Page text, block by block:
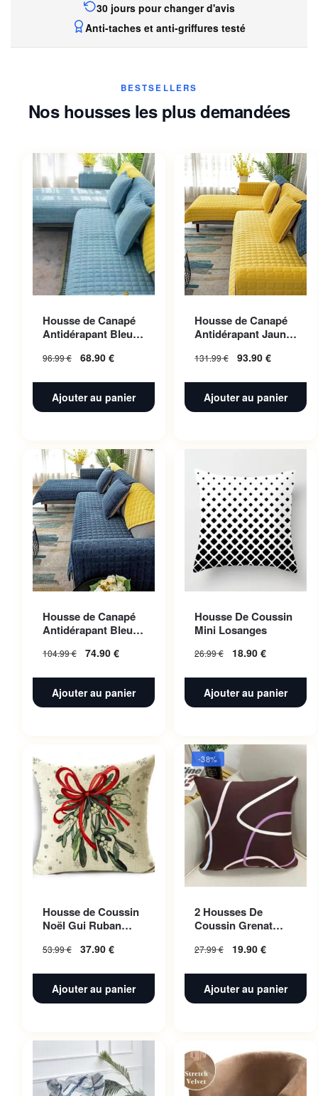
30 jours pour changer d'avis
Anti-taches et anti-griffures testé
BESTSELLERS
Nos housses les plus demandées
Housse de Canapé
Antidérapant Bleu
96.99€ 68.90 €
Ajouter au panier
Housse de Canapé
Antidérapant Jaune
131.99€ 93.90 €
Ajouter au panier
Housse de Canapé
Antidérapant Bleu
104.99€ 74.90 €
Ajouter au panier
Housse De Coussin
Mini Losanges
26.99€ 18.90 €
Ajouter au panier
Housse de Coussin
Noël Gui Ruban
53.99€ 37.90 €
Ajouter au panier
-38%
2 Housses De
Coussin Grenat
45 X 45 Cm
27.99€ 19.90 €
Ajouter au panier